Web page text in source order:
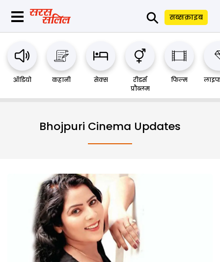
⚲ सब्सक्राइब
ऑडियो कहानी सेक्स
रीडर्स
प्रौब्लम
फिल्म
Bhojpuri Cinema Updates